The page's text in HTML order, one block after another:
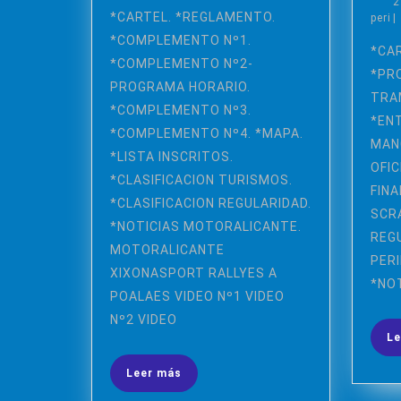
(13-
14
DICIEMBRE
2014)
de
*CARTEL. *REGLAMENTO.
*COMPLEMENTO Nº1.
*COMPLEMENTO Nº2-
PROGRAMA HORARIO.
*COMPLEMENTO Nº3.
*COMPLEMENTO Nº4. *MAPA.
*LISTA INSCRITOS.
*CLASIFICACION TURISMOS.
*CLASIFICACION REGULARIDAD.
*NOTICIAS MOTORALICANTE.
MOTORALICANTE
XIXONASPORT RALLYES A
POALAES VIDEO Nº1 VIDEO
Nº2 VIDEO
Leer más Leer
más
peri